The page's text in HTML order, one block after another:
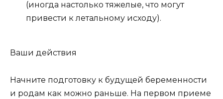
(иногда настолько тяжелые, что могут
привести к летальному исходу).
Ваши действия
Начните подготовку к будущей беременности
и родам как можно раньше. На первом приеме